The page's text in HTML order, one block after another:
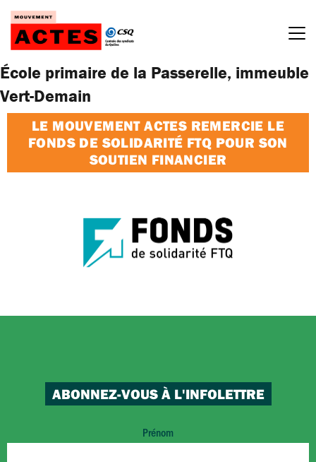
Passer
contenu
École primaire de la Passerelle, immeuble
Vert-Demain
LE MOUVEMENT ACTES REMERCIE LE
FONDS DE SOLIDARITÉ FTQ POUR SON
SOUTIEN FINANCIER
ABONNEZ-VOUS À L'INFOLETTRE
Prénom